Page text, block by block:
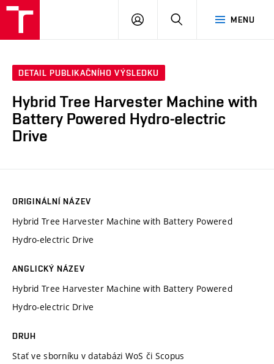
MENU
PŘIHLÁSIT
DETAIL PUBLIKAČNÍHO VÝSLEDKU
Hybrid Tree Harvester Machine with
Battery Powered Hydro-electric
Drive
ORIGINÁLNÍ NÁZEV
Hybrid Tree Harvester Machine with Battery Powered
Hydro-electric Drive
ANGLICKÝ NÁZEV
Hybrid Tree Harvester Machine with Battery Powered
Hydro-electric Drive
DRUH
Stať ve sborníku v databázi WoS či Scopus